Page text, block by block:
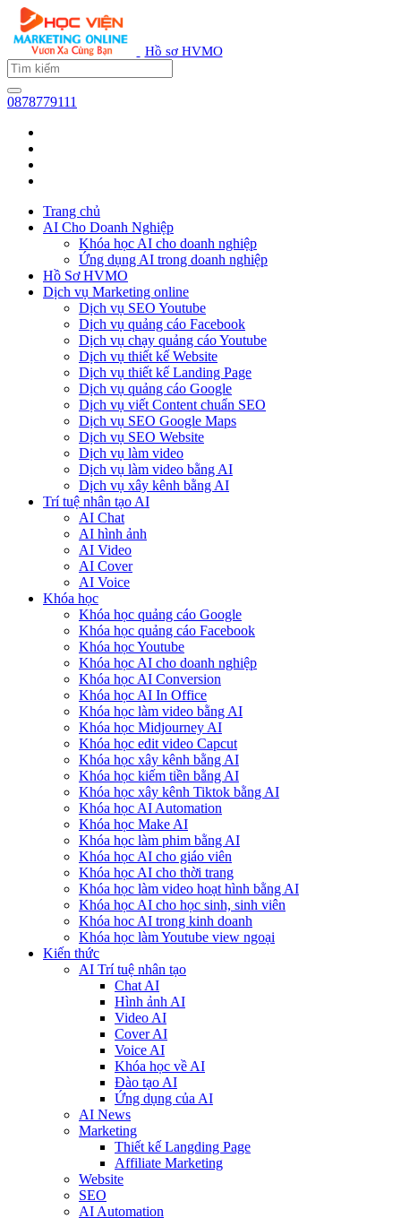
Hồ sơ HVMO
0878779111
Trang chủ
AI Cho Doanh Nghiệp
Khóa học AI cho doanh nghiệp
Ứng dụng AI trong doanh nghiệp
Hồ Sơ HVMO
Dịch vụ Marketing online
Dịch vụ SEO Youtube
Dịch vụ quảng cáo Facebook
Dịch vụ chạy quảng cáo Youtube
Dịch vụ thiết kế Website
Dịch vụ thiết kế Landing Page
Dịch vụ quảng cáo Google
Dịch vụ viết Content chuẩn SEO
Dịch vụ SEO Google Maps
Dịch vụ SEO Website
Dịch vụ làm video
Dịch vụ làm video bằng AI
Dịch vụ xây kênh bằng AI
Trí tuệ nhân tạo AI
AI Chat
AI hình ảnh
AI Video
AI Cover
AI Voice
Khóa học
Khóa học quảng cáo Google
Khóa học quảng cáo Facebook
Khóa học Youtube
Khóa học AI cho doanh nghiệp
Khóa học AI Conversion
Khóa học AI In Office
Khóa học làm video bằng AI
Khóa học Midjourney AI
Khóa học edit video Capcut
Khóa học xây kênh bằng AI
Khóa học kiếm tiền bằng AI
Khóa học xây kênh Tiktok bằng AI
Khóa học AI Automation
Khóa học Make AI
Khóa học làm phim bằng AI
Khóa học AI cho giáo viên
Khóa học AI cho thời trang
Khóa học làm video hoạt hình bằng AI
Khóa học AI cho học sinh, sinh viên
Khóa hoc AI trong kinh doanh
Khóa học làm Youtube view ngoại
Kiến thức
AI Trí tuệ nhân tạo
Chat AI
Hình ảnh AI
Video AI
Cover AI
Voice AI
Khóa học về AI
Đào tạo AI
Ứng dụng của AI
AI News
Marketing
Thiết kế Langding Page
Affiliate Marketing
Website
SEO
AI Automation